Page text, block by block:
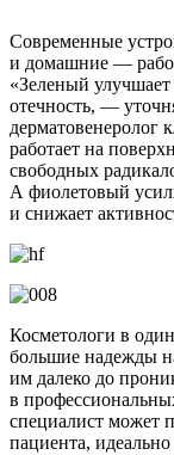
Современные
и домашние —
«Зеленый
отечность, —
работает на
свободных
А фиолетовый
и снижает
Косметологи в
большие надежды
им далеко до
в
специалист может
пациента,